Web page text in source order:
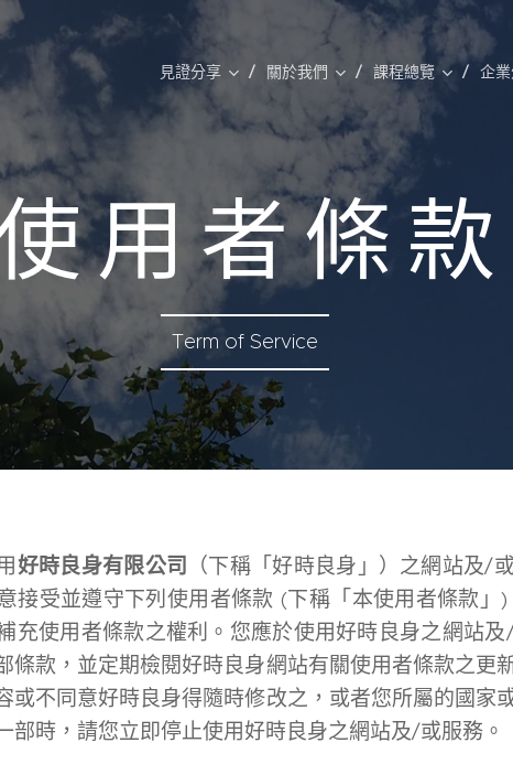
見證分享 關於我們 課程總覽 企
用 者 條 款
Term of Service
好時良身有限公司
（下稱「好時良身」）之網站及/
接受並遵守下列使用者條款 (下稱「本使用者條款」
充使用者條款之權利。您應於使用好時良身之網站
條款，並定期檢閱好時良身網站有關使用者條款之更
或不同意好時良身得隨時修改之，或者您所屬的國家
部時，請您立即停止使用好時良身之網站及/或服務。